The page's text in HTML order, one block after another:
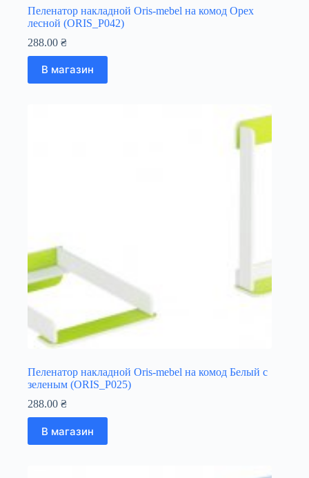
Пеленатор накладной Oris-mebel на комод Орех
лесной (ORIS_P042)
288.00 ₴
В магазин
Пеленатор накладной Oris-mebel на комод Белый с
зеленым (ORIS_P025)
288.00 ₴
В магазин